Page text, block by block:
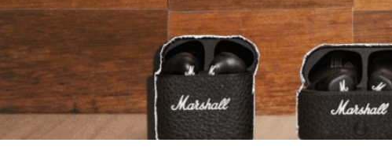
Harman Kardon
Marshall